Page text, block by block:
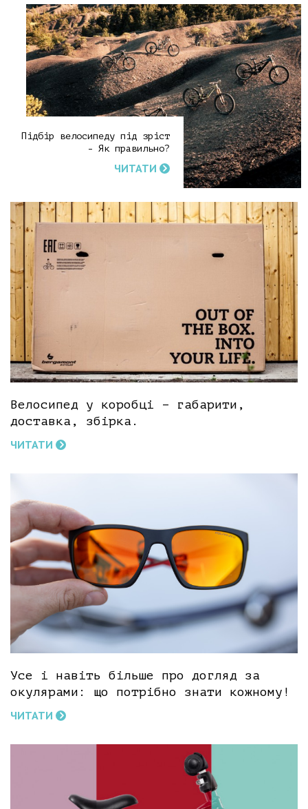
Підбір велосипеду під зріст
- Як правильно?
ЧИТАТИ
Велосипед у коробці – габарити,
доставка, збірка.
ЧИТАТИ
Усе і навіть більше про догляд за
окулярами: що потрібно знати кожному!
ЧИТАТИ